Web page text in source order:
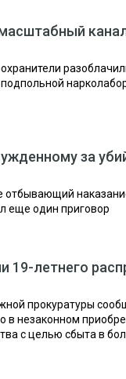
за
отбывающий
еще один приговор
19-летнего
прокуратуры
незаконном
с целью сбыта в